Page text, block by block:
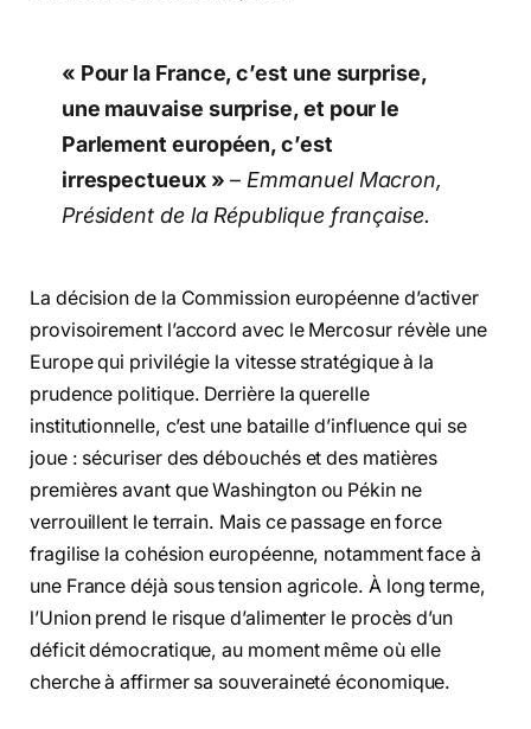
« Pour la France, c’est une surprise,
une mauvaise surprise, et pour le
Parlement européen, c’est
irrespectueux » – Emmanuel Macron,
Président de la République française.
La décision de la Commission européenned’activer
provisoirement l’accord avec le Mercosurrévèle une
Europe qui privilégie la vitesse stratégique à la
prudence politique. Derrière la querelle
institutionnelle, c’est une bataille d’influence qui se
joue : sécuriser des débouchés et des matières
premières avant que Washington ou Pékin ne
verrouillent le terrain. Mais ce passage en force
fragilise la cohésion européenne, notamment face à
une France déjà sous tension agricole. À long terme,
l’Union prend le risque d’alimenter le procès d’un
déficit démocratique, au moment même où elle
cherche à affirmer sa souveraineté économique.